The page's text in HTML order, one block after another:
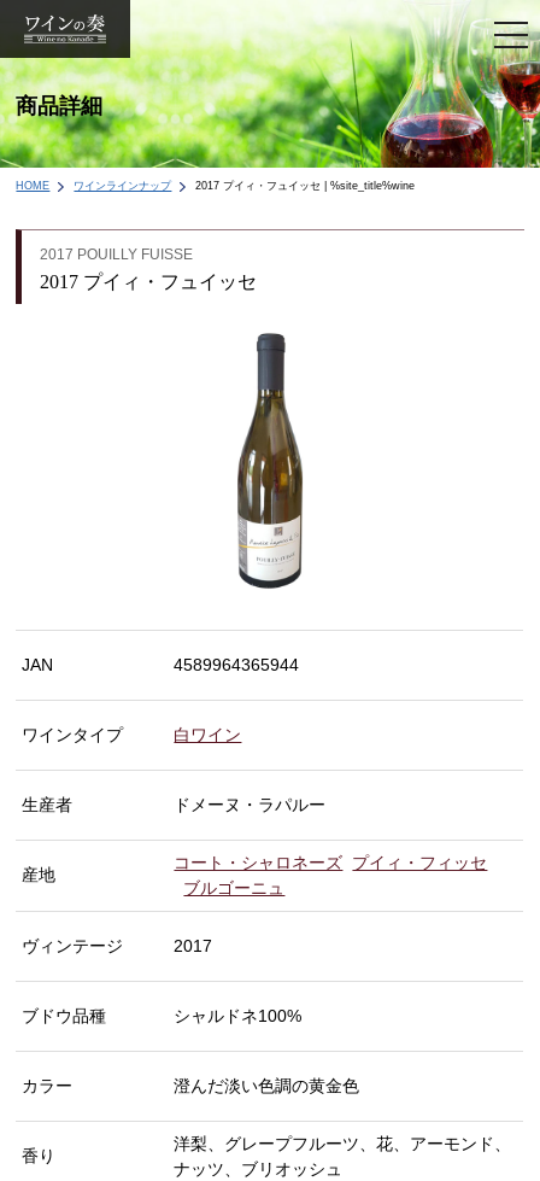
商品詳細
HOME ワインラインナップ 2017 プイィ・フュイッセ | %site_title%wine
2017 POUILLY FUISSE
2017 プイィ・フュイッセ
JAN 4589964365944
ワインタイプ 白ワイン
生産者 ドメーヌ・ラパルー
産地
コート・シャロネーズ プイィ・フィッセ
ブルゴーニュ
ヴィンテージ 2017
ブドウ品種 シャルドネ100%
カラー 澄んだ淡い色調の黄金色
香り
洋梨、グレープフルーツ、花、アーモンド、
ナッツ、ブリオッシュ